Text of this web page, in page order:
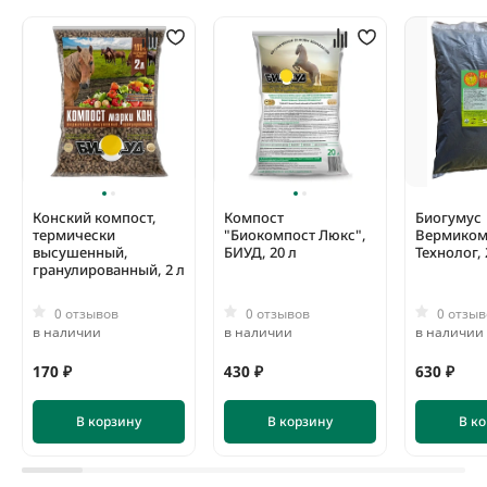
Конский компост,
термически
высушенный,
гранулированный, 2 л
0 отзывов
в наличии
170 ₽
В корзину
Компост
"Биокомпост Люкс",
БИУД, 20 л
0 отзывов
в наличии
430 ₽
В корзину
Биогумус
Технолог,
0
в наличии
630 ₽
В